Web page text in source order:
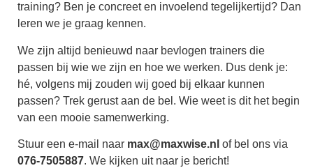
training? Ben je concreet en invoelend tegelijkertijd? Dan
leren we je graag kennen.
We zijn altijd benieuwd naar bevlogen trainers die
passen bij wie we zijn en hoe we werken. Dus denk je:
hé, volgens mij zouden wij goed bij elkaar kunnen
passen? Trek gerust aan de bel. Wie weet is dit het begin
van een mooie samenwerking.
Stuur een e-mail naar max@maxwise.nl of bel ons via
076-7505887. We kijken uit naar je bericht!